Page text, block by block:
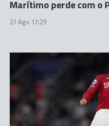
Marítimo perde com o
27 Ago 17:29